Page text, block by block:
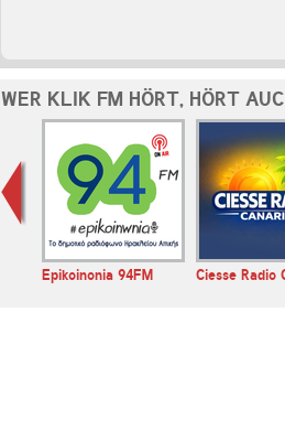
WER KLIK FM HÖRT, HÖRT
Epikoinonia 94FM Ciesse Radio